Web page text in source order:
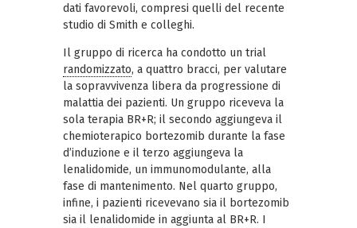
dati favorevoli, compresi quelli del recente
studio di Smith e colleghi.
Il gruppo di ricerca ha condotto un trial
randomizzato, a quattro bracci, per valutare
la sopravvivenza libera da progressione di
malattia dei pazienti. Un gruppo riceveva la
sola terapia BR+R; il secondo aggiungeva il
chemioterapico bortezomib durante la fase
d’induzione e il terzo aggiungeva la
lenalidomide, un immunomodulante, alla
fase di mantenimento. Nel quarto gruppo,
infine, i pazienti ricevevano sia il bortezomib
sia il lenalidomide in aggiunta al BR+R. I